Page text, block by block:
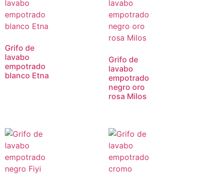
Grifo de
lavabo
empotrado
blanco Etna
Grifo de
lavabo
empotrado
negro oro
rosa Milos